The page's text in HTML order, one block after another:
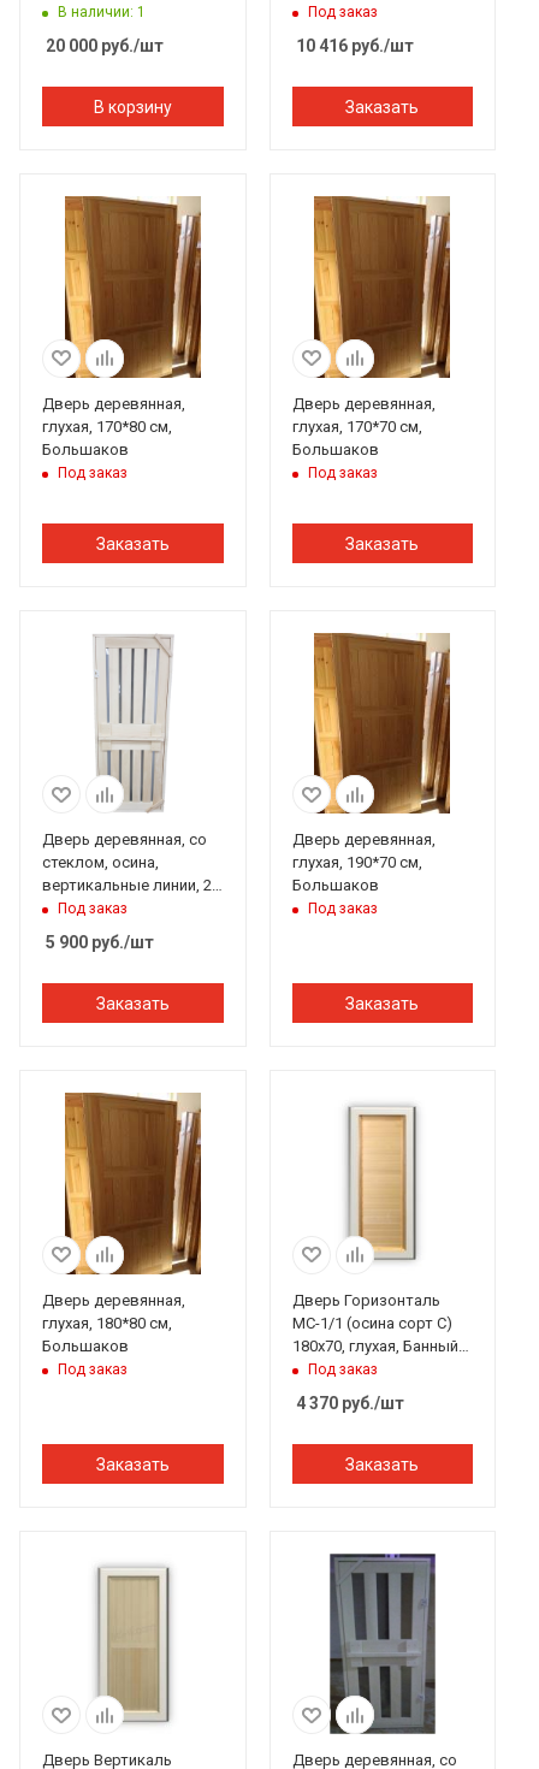
В наличии: 1
20 000 руб./шт
В корзину
липа. Банный Эксперт
Под заказ
10 416руб./шт
Заказать
Дверь деревянная,
глухая, 170*80 см,
Большаков
Под заказ
Заказать
Дверь деревянная,
глухая, 170*70 см,
Большаков
Под заказ
Заказать
Дверь деревянная, со
стеклом, осина,
вертикальные линии, 2
петли 170*75 см, Банный
Перец
Под заказ
5 900 руб./шт
Заказать
Дверь деревянная,
глухая, 190*70 см,
Большаков
Под заказ
Заказать
Дверь деревянная,
глухая, 180*80 см,
Большаков
Под заказ
Заказать
Дверь Горизонталь
МС-1/1 (осина сорт С)
180х70, глухая, Банный
Эксперт
Под заказ
4 370руб./шт
Заказать
Дверь Вертикаль Дверь деревянная, со